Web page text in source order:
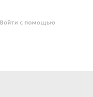
Войти с помощью